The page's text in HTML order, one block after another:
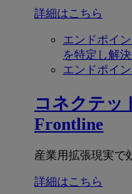
詳細はこちら
エンドポイ
を特定し解
エンドポイ
コネクテッ
Frontline
産業用拡張現実で
詳細はこちら